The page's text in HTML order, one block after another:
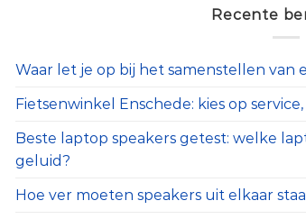
Recente
Waar let je op bij het samenstellen van
Fietsenwinkel Enschede: kies op
Beste laptop speakers getest: welke
geluid?
Hoe ver moeten speakers uit elkaar